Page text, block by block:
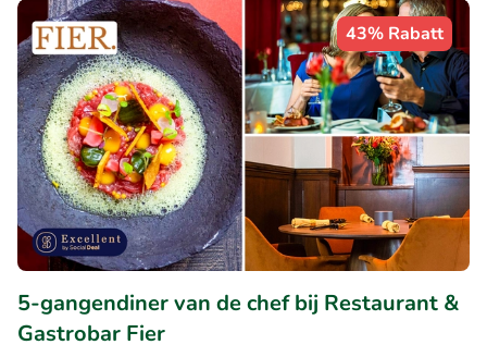
43% Rabatt
5-gangendiner van de chef bij Restaurant &
Gastrobar Fier